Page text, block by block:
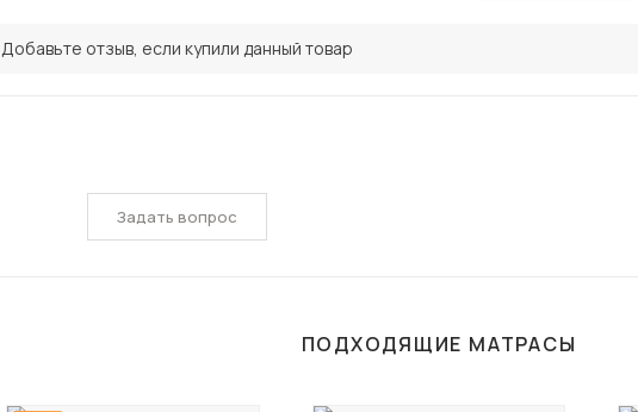
Добавьте отзыв, если купили данный товар
Задать вопрос
ПОДХОДЯЩИЕ МАТРАСЫ